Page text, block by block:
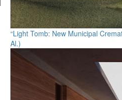
“Light Tomb: New Municipal
Al.)